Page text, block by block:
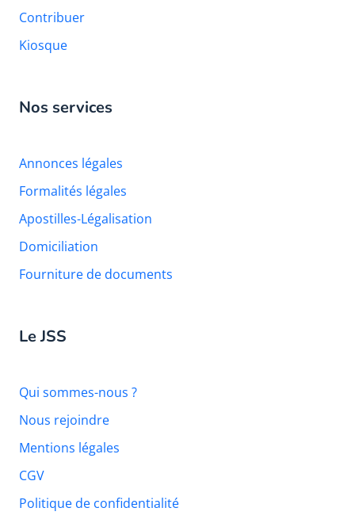
Contribuer
Kiosque
Nos services
Annonces légales
Formalités légales
Apostilles-Légalisation
Domiciliation
Fourniture de documents
Le JSS
Qui sommes-nous ?
Nous rejoindre
Mentions légales
CGV
Politique de confidentialité